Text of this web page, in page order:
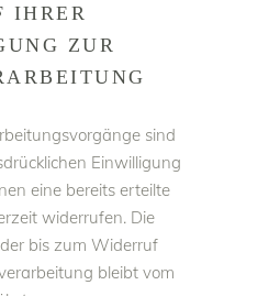
IHRER
ZUR
sind
Einwilligung
eine bereits erteilte
widerrufen. Die
bis zum Widerruf
bleibt vom